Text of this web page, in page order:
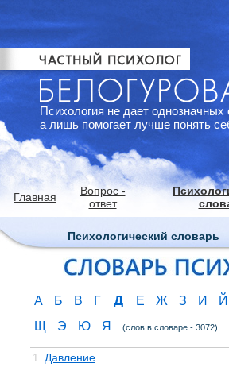
Психология не дает однозначных
а лишь помогает лучше понять
Главная
Вопрос -
ответ
Психологический словарь
А Б В Г Д Е Ж З И Й
Щ
Э Ю Я (слов в словаре - 3072)
1. Давление